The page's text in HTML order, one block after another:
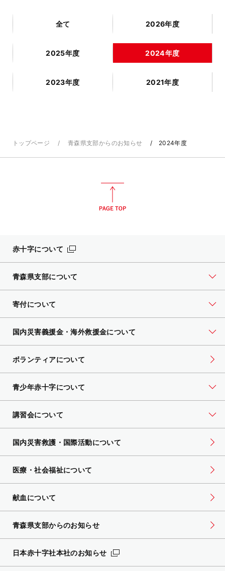
全て 2026年度
2025年度 2024年度
2023年度 2021年度
トップページ 青森県支部からのお知らせ 2024年度
赤十字について
青森県支部について
寄付について
国内災害義援金・海外救援金について
ボランティアについて
青少年赤十字について
講習会について
国内災害救護・国際活動について
医療・社会福祉について
献血について
青森県支部からのお知らせ
日本赤十字社本社のお知らせ